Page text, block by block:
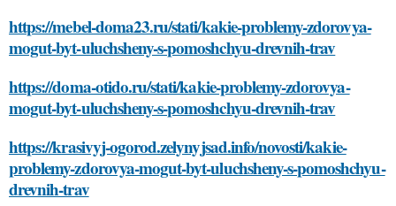
https://mebel-doma23.ru/stati/kakie-problemy-zdorovya-
mogut-byt-uluchsheny-s-pomoshchyu-drevnih-trav
https://doma-otido.ru/stati/kakie-problemy-zdorovya-
mogut-byt-uluchsheny-s-pomoshchyu-drevnih-trav
https://krasivyj-ogorod.zelynyjsad.info/novosti/kakie-
problemy-zdorovya-mogut-byt-uluchsheny-s-pomoshchyu-
drevnih-trav